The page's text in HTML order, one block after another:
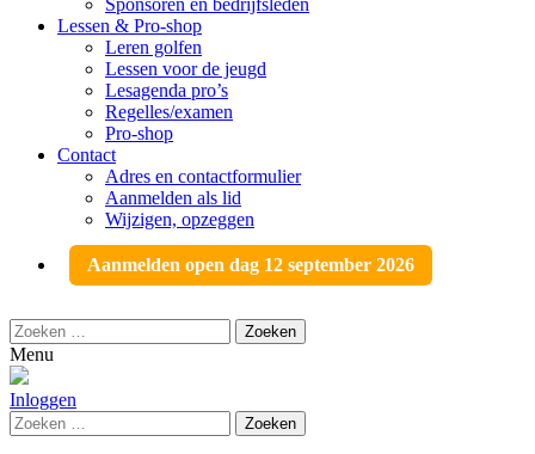
Sponsoren en bedrijfsleden
Lessen & Pro-shop
Leren golfen
Lessen voor de jeugd
Lesagenda pro’s
Regelles/examen
Pro-shop
Contact
Adres en contactformulier
Aanmelden als lid
Wijzigen, opzeggen
Aanmelden open dag 12 september 2026
Zoeken
naar:
Menu
Inloggen
Zoeken
naar: